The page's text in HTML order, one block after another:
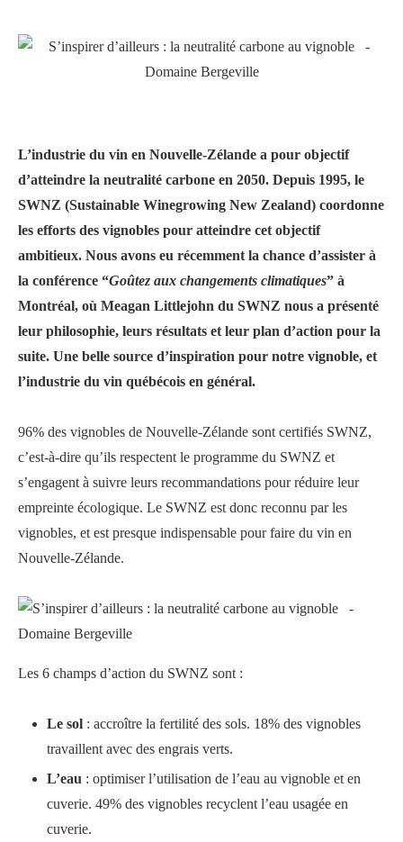
L’industrie du vin en Nouvelle-Zélande a pour objectif
d’atteindre la neutralité carbone en 2050. Depuis 1995, le
SWNZ (Sustainable Winegrowing New Zealand) coordonne
les efforts des vignobles pour atteindre cet objectif
ambitieux. Nous avons eu récemment la chance d’assister à
la conférence “Goûtez aux changements climatiques” à
Montréal, où Meagan Littlejohn du SWNZ nous a présenté
leur philosophie, leurs résultats et leur plan d’action pour la
suite. Une belle source d’inspiration pour notre vignoble, et
l’industrie du vin québécois en général.
96% des vignobles de Nouvelle-Zélande sont certifiés SWNZ,
c’est-à-dire qu’ils respectent le programme du SWNZ et
s’engagent à suivre leurs recommandations pour réduire leur
empreinte écologique. Le SWNZ est donc reconnu par les
vignobles, et est presque indispensable pour faire du vin en
Nouvelle-Zélande.
Les 6 champs d’action du SWNZ sont :
Le sol : accroître la fertilité des sols. 18% des vignobles
travaillent avec des engrais verts.
L’eau : optimiser l’utilisation de l’eau au vignoble et en
cuverie. 49% des vignobles recyclent l’eau usagée en
cuverie.